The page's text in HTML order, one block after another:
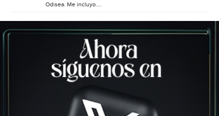
Odisea. Me incluyo....